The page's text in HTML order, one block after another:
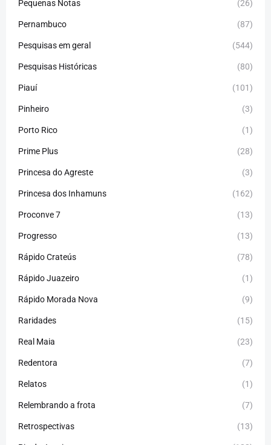
Pequenas Notas (26)
Pernambuco (87)
Pesquisas em geral (544)
Pesquisas Históricas (80)
Piauí (101)
Pinheiro (3)
Porto Rico (1)
Prime Plus (28)
Princesa do Agreste (3)
Princesa dos Inhamuns (162)
Proconve 7 (13)
Progresso (13)
Rápido Crateús (78)
Rápido Juazeiro (1)
Rápido Morada Nova (9)
Raridades (15)
Real Maia (23)
Redentora (7)
Relatos (1)
Relembrando a frota (7)
Retrospectivas (13)